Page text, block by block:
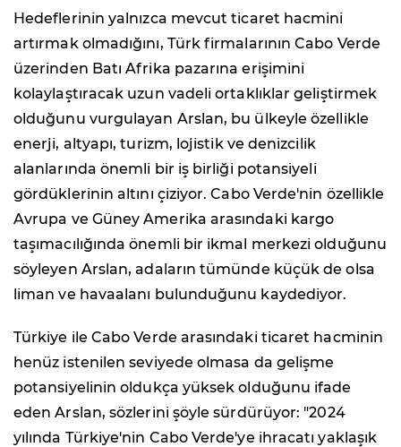
Hedeflerinin yalnızca mevcut ticaret hacmini
artırmak olmadığını, Türk firmalarının Cabo Verde
üzerinden Batı Afrika pazarına erişimini
kolaylaştıracak uzun vadeli ortaklıklar geliştirmek
olduğunu vurgulayan Arslan, bu ülkeyle özellikle
enerji, altyapı, turizm, lojistik ve denizcilik
alanlarında önemli bir iş birliği potansiyeli
gördüklerinin altını çiziyor. Cabo Verde'nin özellikle
Avrupa ve Güney Amerika arasındaki kargo
taşımacılığında önemli bir ikmal merkezi olduğunu
söyleyen Arslan, adaların tümünde küçük de olsa
liman ve havaalanı bulunduğunu kaydediyor.
Türkiye ile Cabo Verde arasındaki ticaret hacminin
henüz istenilen seviyede olmasa da gelişme
potansiyelinin oldukça yüksek olduğunu ifade
eden Arslan, sözlerini şöyle sürdürüyor: "2024
yılında Türkiye'nin Cabo Verde'ye ihracatı yaklaşık